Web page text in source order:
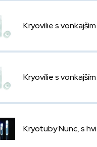
Kryovílie s
Kryovílie s
Kryotuby Nunc, s